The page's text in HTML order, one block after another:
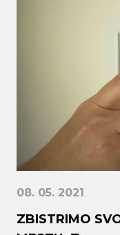
08. 05. 2021
ZBISTRIMO